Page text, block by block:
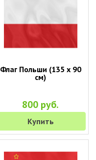
Флаг Польши (135 х 90
см)
800 руб.
Купить